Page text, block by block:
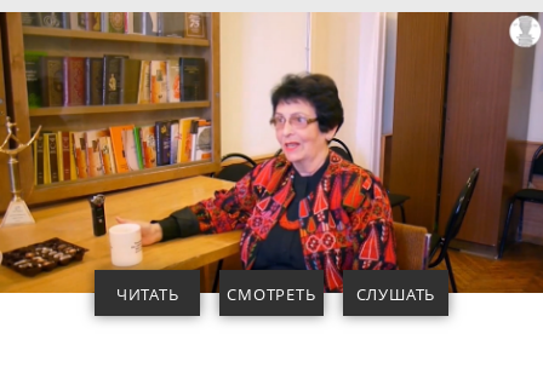
ЧИТАТЬ СМОТРЕТЬ СЛУШАТЬ